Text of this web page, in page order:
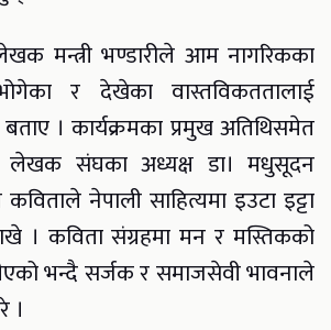
मन्त्री भण्डारीले आम नागरिकका
र देखेका वास्तविकततालाई
। कार्यक्रमका प्रमुख अतिथिसमेत
लेखक संघका अध्यक्ष डा। मधुसूदन
नेपाली साहित्यमा इउटा इट्टा
। कविता संग्रहमा मन र मस्तिकको
भन्दै सर्जक र समाजसेवी भावनाले
।